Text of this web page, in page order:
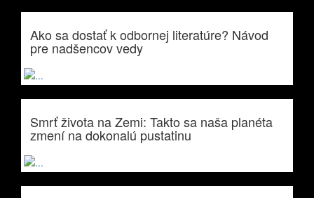
Ako sa dostať k odbornej literatúre? Návod
pre nadšencov vedy
Smrť života na Zemi: Takto sa naša planéta
zmení na dokonalú pustatinu